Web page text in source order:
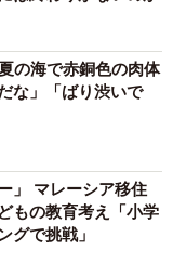
6/6
ん提供
トーカーのかまっ
月くらいかかると
を抑えた1位は？
の目」
ックボードで走行
「歩道走行は道交
ました【弁護士が解
席のマーク 子ど
り… 一つだけ謎の